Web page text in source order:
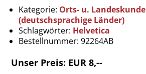
Vertrag widerrufen
Widerrufsbelehrung
Datenschutz
Impressum
Kategorie: Orts- u. Landeskunde
(deutschsprachige Länder)
Schlagwörter: Helvetica
Bestellnummer: 92264AB
Unser Preis: EUR 8,--